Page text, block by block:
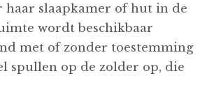
slaapkamer of hut in de
wordt beschikbaar
met of zonder toestemming
spullen op de zolder op, die